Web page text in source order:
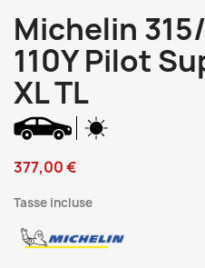
Michelin
110Y Pilot
XL TL
377,00 €
Tasse incluse